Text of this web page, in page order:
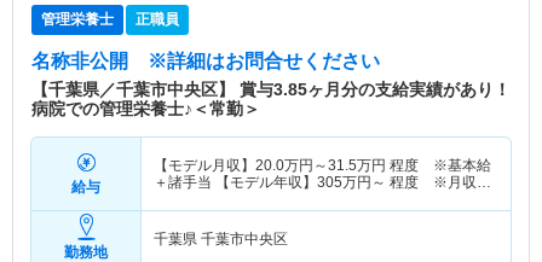
管理栄養士 正職員
名称非公開 ※詳細はお問合せください
【千葉県／千葉市中央区】 賞与3.85ヶ月分の支給実績があり！
病院での管理栄養士♪＜常勤＞
給与
【モデル月収】 20.0万円～31.5万円 程度 ※基本給
＋諸手当 【モデル年収】 305万円～ 程度 ※月収
勤務地
千葉県 千葉市中央区